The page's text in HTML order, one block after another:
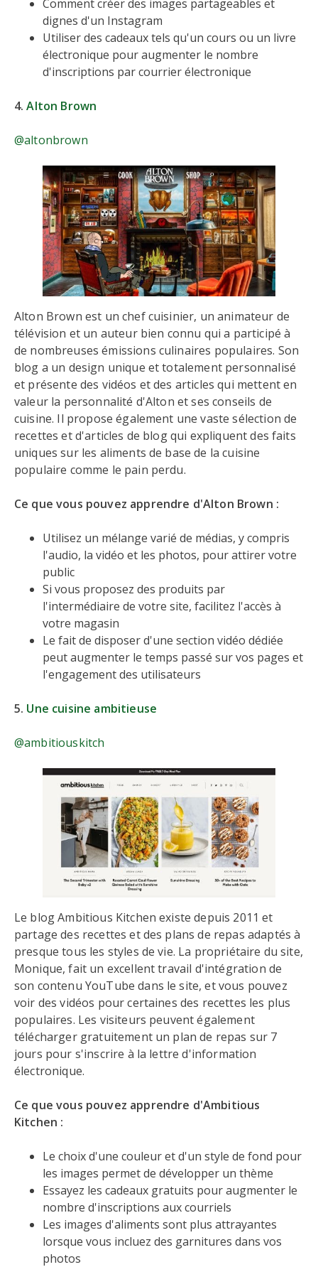
Comment créer des images partageables et
dignes d'un Instagram
Utiliser des cadeaux tels qu'un cours ou un livre
électronique pour augmenter le nombre
d'inscriptions par courrier électronique
4.Alton Brown
@altonbrown
Alton Brown est un chef cuisinier, un animateur de
télévision et un auteur bien connu qui a participé à
de nombreuses émissions culinaires populaires. Son
blog a un design unique et totalement personnalisé
et présente des vidéos et des articles qui mettent en
valeur la personnalité d'Alton et ses conseils de
cuisine. Il propose également une vaste sélection de
recettes et d'articles de blog qui expliquent des faits
uniques sur les aliments de base de la cuisine
populaire comme le pain perdu.
Ce que vous pouvez apprendre d'Alton Brown :
Utilisez un mélange varié de médias, y compris
l'audio, la vidéo et les photos, pour attirer votre
public
Si vous proposez des produits par
l'intermédiaire de votre site, facilitez l'accès à
votre magasin
Le fait de disposer d'une section vidéo dédiée
peut augmenter le temps passé sur vos pages et
l'engagement des utilisateurs
5. Une cuisine ambitieuse
@ambitiouskitch
Le blog Ambitious Kitchen existe depuis 2011 et
partage des recettes et des plans de repas adaptés à
presque tous les styles de vie. La propriétaire du site,
Monique, fait un excellent travail d'intégration de
son contenu YouTube dans le site, et vous pouvez
voir des vidéos pour certaines des recettes les plus
populaires. Les visiteurs peuvent également
télécharger gratuitement un plan de repas sur 7
jours pour s'inscrire à la lettre d'information
électronique.
Ce que vous pouvez apprendre d'Ambitious
Kitchen :
Le choix d'une couleur et d'un style de fond pour
les images permet de développer un thème
Essayez les cadeaux gratuits pour augmenter le
nombre d'inscriptions aux courriels
Les images d'aliments sont plus attrayantes
lorsque vous incluez des garnitures dans vos
photos